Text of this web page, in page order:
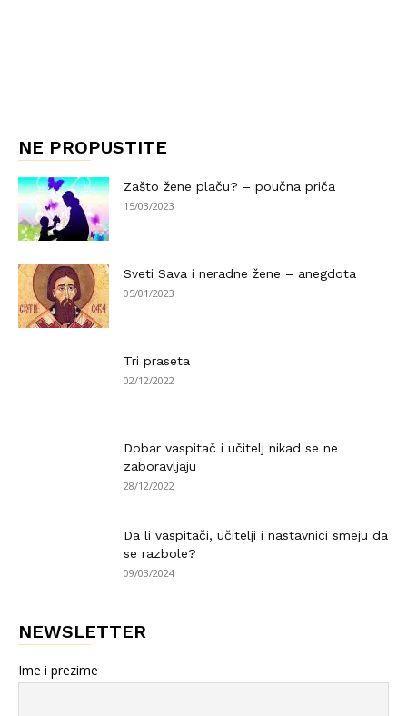
NE PROPUSTITE
Zašto žene plaču? – poučna priča
15/03/2023
Sveti Sava i neradne žene – anegdota
05/01/2023
Tri praseta
02/12/2022
Dobar vaspitač i učitelj nikad se ne
zaboravljaju
28/12/2022
Da li vaspitači, učitelji i nastavnici smeju da
se razbole?
09/03/2024
NEWSLETTER
Ime i prezime